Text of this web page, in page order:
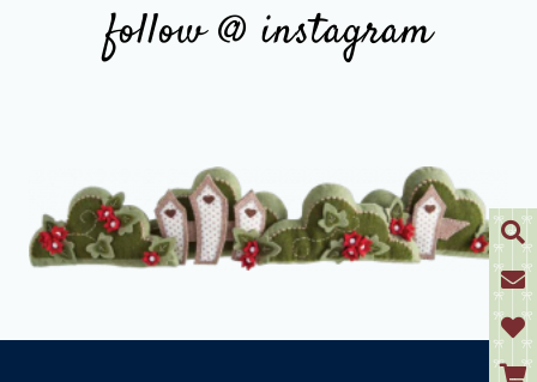
follow @ instagram